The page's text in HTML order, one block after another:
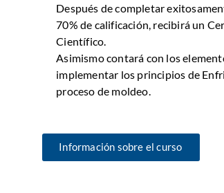
Después de completar
70% de calificación, recibirá un
Científico.
Asimismo contará con los
implementar los principios de
proceso de moldeo.
Información sobre el curso